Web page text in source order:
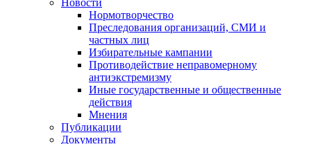
Новости
Нормотворчество
Преследования организаций, СМИ и
частных лиц
Избирательные кампании
Противодействие неправомерному
антиэкстремизму
Иные государственные и общественные
действия
Мнения
Публикации
Документы